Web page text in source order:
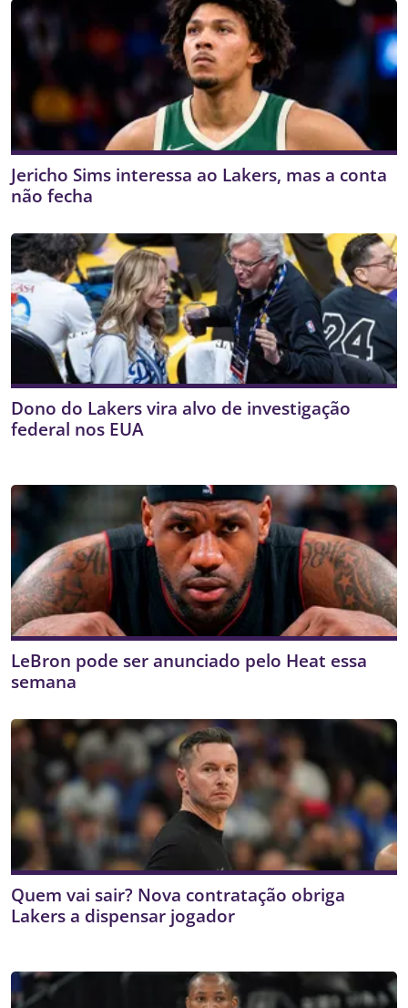
Jericho Sims interessa ao Lakers, mas a conta
não fecha
Dono do Lakers vira alvo de investigação
federal nos EUA
LeBron pode ser anunciado pelo Heat essa
semana
Quem vai sair? Nova contratação obriga
Lakers a dispensar jogador